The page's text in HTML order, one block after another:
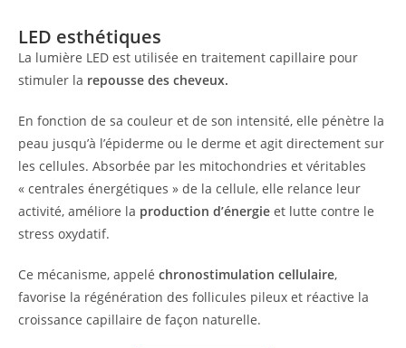
LED esthétiques
La lumière LED est utilisée en traitement capillaire pour
stimuler la repousse des cheveux.
En fonction de sa couleur et de son intensité, elle pénètre la
peau jusqu’à l’épiderme ou le derme et agit directement sur
les cellules. Absorbée par les mitochondries et véritables
« centrales énergétiques » de la cellule, elle relance leur
activité, améliore la production d’énergie et lutte contre le
stress oxydatif.
Ce mécanisme, appelé chronostimulation cellulaire,
favorise la régénération des follicules pileux et réactive la
croissance capillaire de façon naturelle.